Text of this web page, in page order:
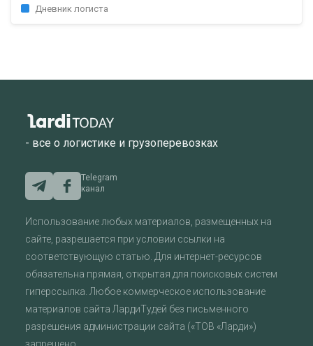
Дневник логиста
- все о логистике и грузоперевозках
Telegram
канал
Использование любых материалов, размещенных на
сайте, разрешается при условии ссылки на
соответствующую статью. Для интернет-ресурсов
обязательна прямая, открытая для поисковых систем
гиперссылка. Любое коммерческое использование
материалов сайта ЛардиТудей без письменного
разрешения администрации сайта («ТОВ «Ларди»)